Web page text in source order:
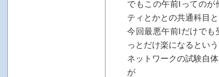
でもこの午前Iってのが
ティとかとの共通科目
今回最悪午前Iだけでも
っとだけ楽になるとい
ネットワークの試験自
が